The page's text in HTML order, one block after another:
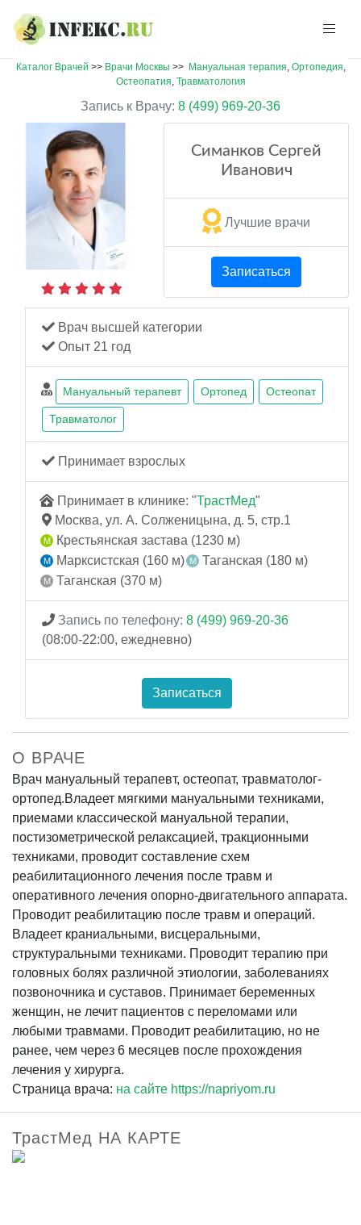
Каталог Врачей >> Врачи Москвы >> Мануальная терапия, Ортопедия,
Остеопатия, Травматология
Запись к Врачу: 8 (499) 969-20-36
Симанков Сергей
Иванович
Лучшие врачи
Записаться
Врач высшей категории
Опыт 21 год
Мануальный терапевт Ортопед Остеопат
Травматолог
Принимает взрослых
Принимает в клинике: "ТрастМед"
Москва, ул. А. Солженицына, д. 5, стр.1
Крестьянская застава (1230 м)
Марксистская (160 м)
Таганская (180 м)
Таганская (370 м)
Запись по телефону: 8 (499) 969-20-36
(08:00-22:00, ежедневно)
Записаться
О ВРАЧЕ
Врач мануальный терапевт, остеопат, травматолог-
ортопед.Владеет мягкими мануальными техниками,
приемами классической мануальной терапии,
постизометрической релаксацией, тракционными
техниками, проводит составление схем
реабилитационного лечения после травм и
оперативного лечения опорно-двигательного аппарата.
Проводит реабилитацию после травм и операций.
Владеет краниальными, висцеральными,
структуральными техниками. Проводит терапию при
головных болях различной этиологии, заболеваниях
позвоночника и суставов. Принимает беременных
женщин, не лечит пациентов с переломами или
любыми травмами. Проводит реабилитацию, но не
ранее, чем через 6 месяцев после прохождения
лечения у хирурга.
Страница врача: на сайте https://napriyom.ru
ТрастМед НА КАРТЕ